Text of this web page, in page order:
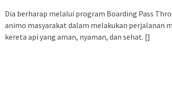
Dia berharap melalui program Boarding Pass
animo masyarakat dalam melakukan perjalanan
kereta api yang aman, nyaman, dan sehat. []